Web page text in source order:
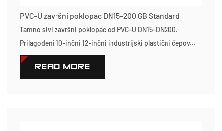
PVC-U završni poklopac DN15-200 GB Standard
Tamno sivi završni poklopac od PVC-U DN15-DN200.
Prilagođeni 10-inčni 12-inčni industrijski plastični čepov...
READ MORE